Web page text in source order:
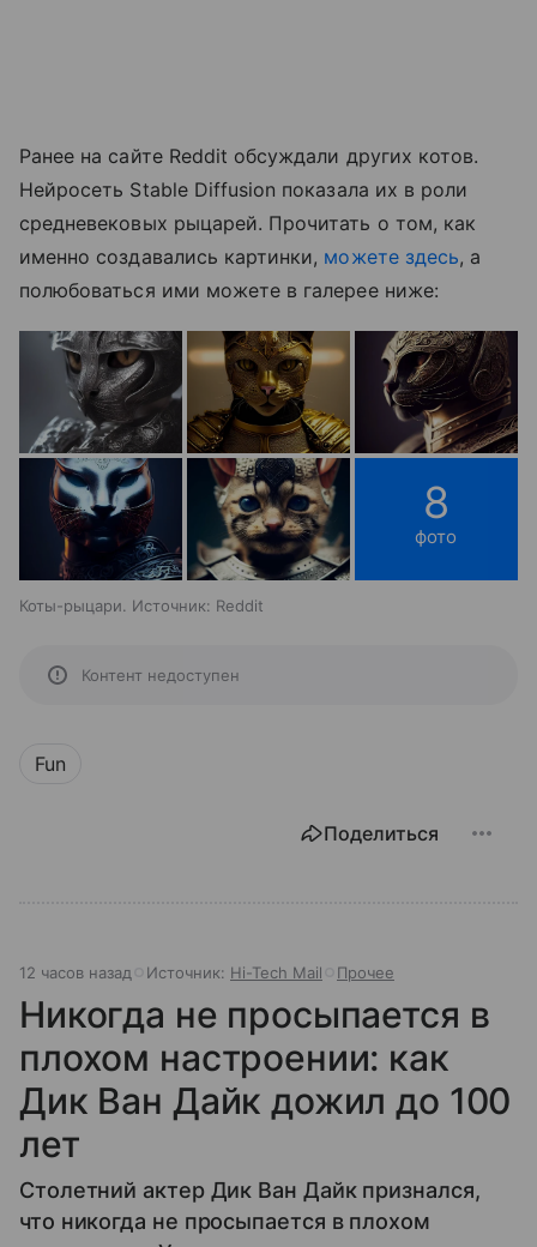
Ранее на сайте Reddit обсуждали других котов.
Нейросеть Stable Diffusion показала их в роли
средневековых рыцарей. Прочитать о том, как
именно создавались картинки, можете здесь, а
полюбоваться ими можете в галерее ниже:
8
фото
Коты-рыцари. Источник: Reddit
Контент недоступен
Fun
Поделиться
12 часов назад Источник: Hi-Tech Mail Прочее
Никогда не просыпается в
плохом настроении: как
Дик Ван Дайк дожил до 100
лет
Столетний актер Дик Ван Дайк признался,
что никогда не просыпается в плохом